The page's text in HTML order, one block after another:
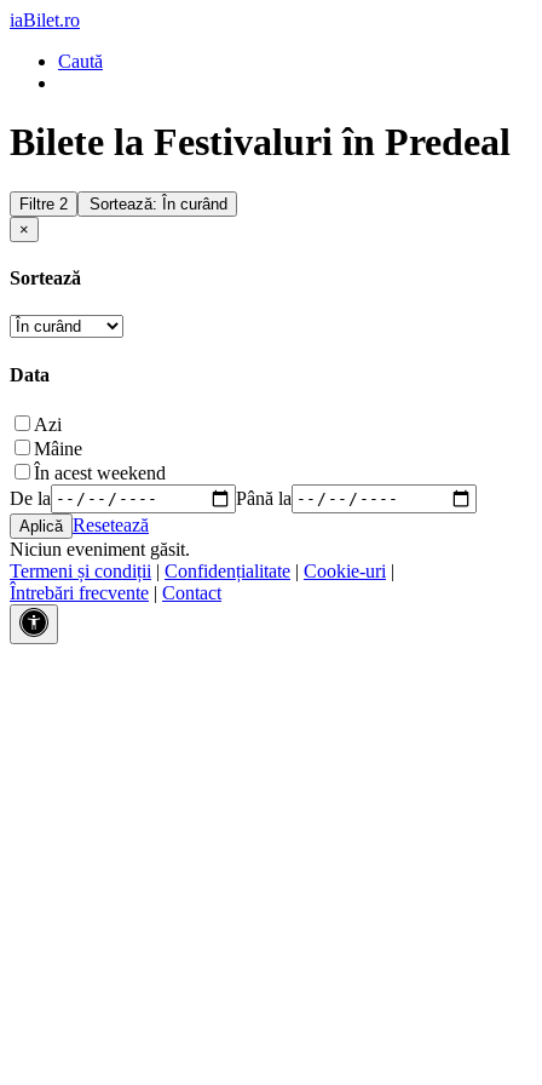
iaBilet.ro
Caută
Bilete la Festivaluri în Predeal
Filtre 2
Sortează: În curând
×
Sortează
Data
Azi
Mâine
În acest weekend
De la
Până la
Resetează
Niciun eveniment găsit.
Termeni și condiții | Confidențialitate | Cookie-uri |
Întrebări frecvente | Contact